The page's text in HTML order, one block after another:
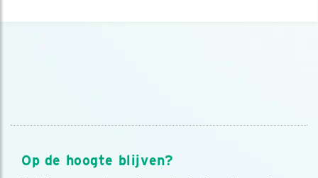
Op de hoogte blijven?